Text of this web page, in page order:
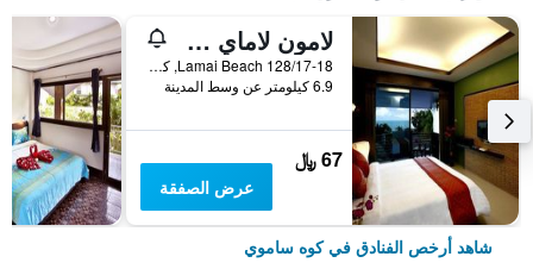
لامون لاماي ريزيدنس
128/17-18 Lamai Beach, كوه ساموي, تايلاند
6.9 كيلومتر عن وسط المدينة
67 ﷼
عرض الصفقة
شاهد أرخص الفنادق في كوه ساموي